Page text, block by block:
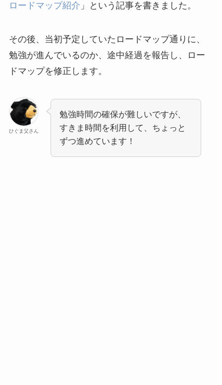
ロードマップ紹介 」という記事を書きました。
その後、当初予定していたロードマップ通りに、
勉強が進んでいるのか、途中経過を報告し、ロー
ドマップを修正します。
ひぐま父さん
勉強時間の確保が難しいですが、
すきま時間を利用して、ちょっと
ずつ進めています！